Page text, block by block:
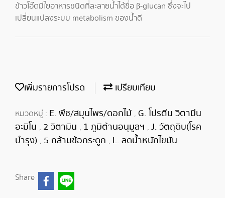
ข้าวโอ๊ตมีใยอาหารชนิดที่ละลายน้ำได้ชื่อ β-glucan ซึ่งจะไป
เปลี่ยนแปลงระบบ metabolism ของน้ำดี
เพิ่มรายการโปรด เปรียบเทียบ
หมวดหมู่ : E. พืช/สมุนไพร/ดอกไม้ , G. โปรตีน วิตามีน
อะมิโน , 2 วิตามิน , 1 ภูมิต้านอนุมูลฯ , J. วัตถุดิบ(โรค
บำรุง) , 5 กล้ามข้อกระดูก , L. ลดน้ำหนักไขมัน
Share